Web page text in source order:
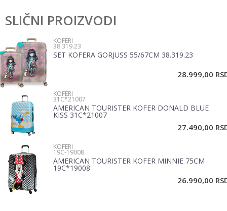
Brend
Ime/Nadimak
Email
Poruka
SLIČNI PROIZVODI
KOFERI
38.319.23
SET KOFERA GORJUSS 55/67CM 38.319.23
28.999,00
KOFERI
31C*21007
AMERICAN TOURISTER KOFER DONALD BLUE
KISS 31C*21007
27.490,00
KOFERI
19C-19008
AMERICAN TOURISTER KOFER MINNIE 75CM
19C*19008
26.990,00